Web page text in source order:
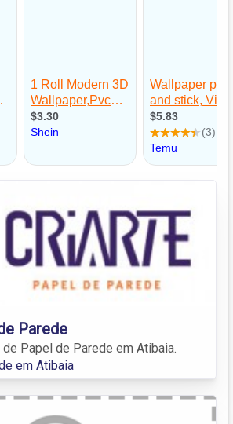
Parede
de Papel de Parede em Atibaia.
em Atibaia